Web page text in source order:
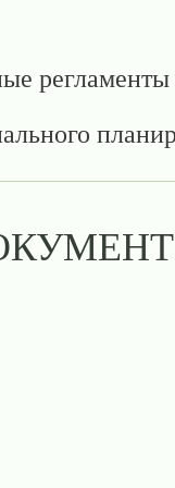
регламенты